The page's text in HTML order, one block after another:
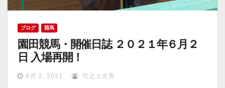
ブログ 競馬
園田競馬・開催日誌 ２０２１年６月２
日 入場再開！
6月 2, 2021 竹之上次男